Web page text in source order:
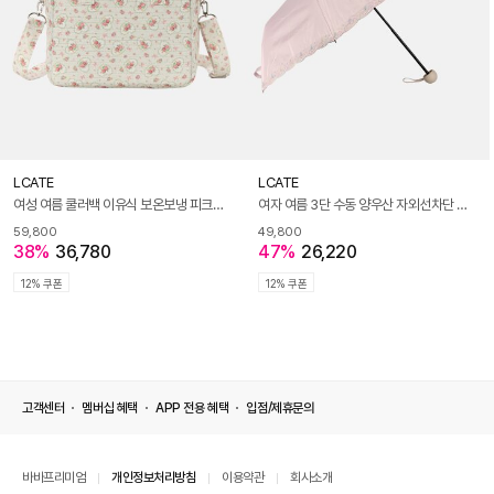
LCATE
여성 여름 쿨러백 이유식 보온보냉 피크닉 출근도시락 브런치 보냉백 LAJB025
59,800
38% 36,780
12% 쿠폰
LCATE
여자 여름 3단 수동 양우산 자외선차단 암막 차광 파스텔 자수 양산 LDDR182
49,800
47% 26,220
12% 쿠폰
고객센터 멤버십 혜택 APP 전용 혜택 입점/제휴문의
바바프리미엄 개인정보처리방침 이용약관 회사소개